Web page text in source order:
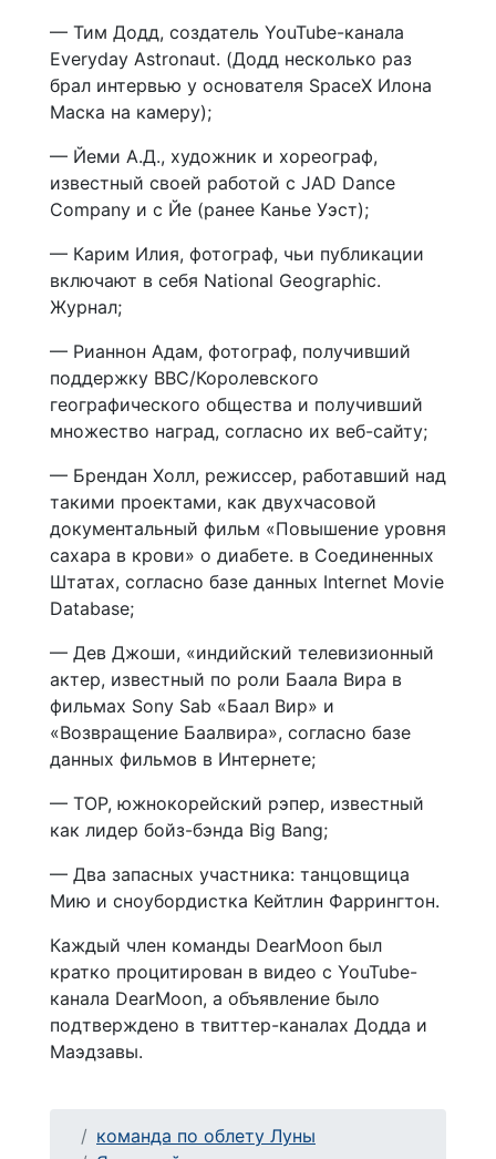
— Тим Додд, создатель YouTube-канала
Everyday Astronaut. (Додд несколько раз
брал интервью у основателя SpaceX Илона
Маска на камеру);
— Йеми А.Д., художник и хореограф,
известный своей работой с JAD Dance
Company и с Йе (ранее Канье Уэст);
— Карим Илия, фотограф, чьи публикации
включают в себя National Geographic.
Журнал;
— Рианнон Адам, фотограф, получивший
поддержку BBC/Королевского
географического общества и получивший
множество наград, согласно их веб-сайту;
— Брендан Холл, режиссер, работавший над
такими проектами, как двухчасовой
документальный фильм «Повышение уровня
сахара в крови» о диабете. в Соединенных
Штатах, согласно базе данных Internet Movie
Database;
— Дев Джоши, «индийский телевизионный
актер, известный по роли Баала Вира в
фильмах Sony Sab «Баал Вир» и
«Возвращение Баалвира», согласно базe
данных фильмов в Интернете;
— TOP, южнокорейский рэпер, известный
как лидер бойз-бэнда Big Bang;
— Два запасных участника: танцовщица
Мию и сноубордистка Кейтлин Фаррингтон.
Каждый член команды DearMoon был
кратко процитирован в видео с YouTube-
канала DearMoon, а объявление было
подтверждено в твиттер-каналах Додда и
Маэдзавы.
команда по облету Луны